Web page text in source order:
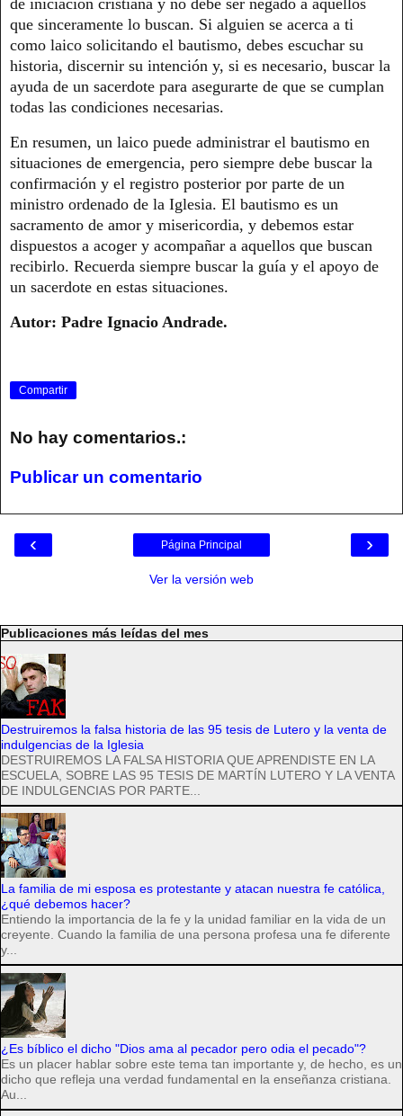
de iniciación cristiana y no debe ser negado a aquellos
que sinceramente lo buscan. Si alguien se acerca a ti
como laico solicitando el bautismo, debes escuchar su
historia, discernir su intención y, si es necesario, buscar la
ayuda de un sacerdote para asegurarte de que se cumplan
todas las condiciones necesarias.
En resumen, un laico puede administrar el bautismo en
situaciones de emergencia, pero siempre debe buscar la
confirmación y el registro posterior por parte de un
ministro ordenado de la Iglesia. El bautismo es un
sacramento de amor y misericordia, y debemos estar
dispuestos a acoger y acompañar a aquellos que buscan
recibirlo. Recuerda siempre buscar la guía y el apoyo de
un sacerdote en estas situaciones.
Autor: Padre Ignacio Andrade.
Compartir
No hay comentarios.:
Publicar un comentario
‹ ›
Página Principal
Ver la versión web
Publicaciones más leídas del mes
Destruiremos la falsa historia de las 95 tesis de Lutero y la venta de
indulgencias de la Iglesia
DESTRUIREMOS LA FALSA HISTORIA QUE APRENDISTE EN LA
ESCUELA, SOBRE LAS 95 TESIS DE MARTÍN LUTERO Y LA VENTA
DE INDULGENCIAS POR PARTE...
La familia de mi esposa es protestante y atacan nuestra fe católica,
¿qué debemos hacer?
Entiendo la importancia de la fe y la unidad familiar en la vida de un
creyente. Cuando la familia de una persona profesa una fe diferente
y...
¿Es bíblico el dicho "Dios ama al pecador pero odia el pecado"?
Es un placer hablar sobre este tema tan importante y, de hecho, es un
dicho que refleja una verdad fundamental en la enseñanza cristiana.
Au...